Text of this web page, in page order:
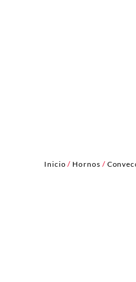
Inicio / Hornos /